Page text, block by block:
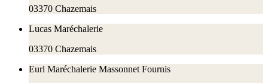
03370 Chazemais
Lucas Maréchalerie
03370 Chazemais
Eurl Maréchalerie Massonnet Fournis